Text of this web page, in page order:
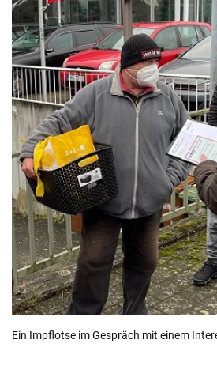
Ein Impflotse im Gespräch mit einem